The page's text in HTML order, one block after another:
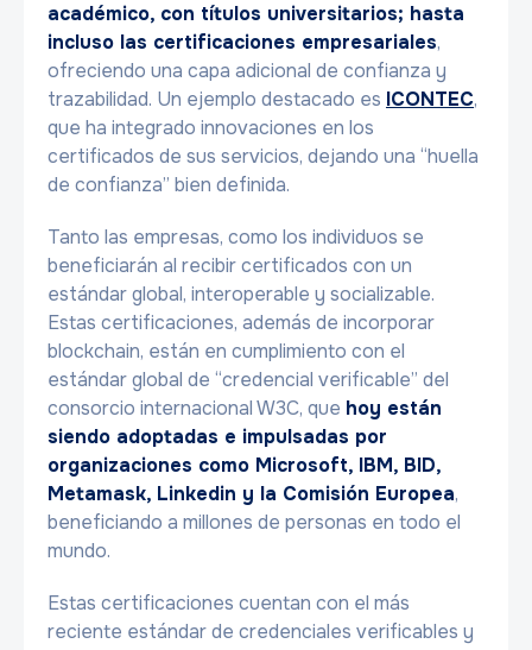
académico, con títulos universitarios; hasta
incluso las certificaciones empresariales,
ofreciendo una capa adicional de confianza y
trazabilidad. Un ejemplo destacado es ICONTEC,
que ha integrado innovaciones en los
certificados de sus servicios, dejando una “huella
de confianza” bien definida.
Tanto las empresas, como los individuos se
beneficiarán al recibir certificados con un
estándar global, interoperable y socializable.
Estas certificaciones, además de incorporar
blockchain, están en cumplimiento con el
estándar global de “credencial verificable” del
consorcio internacional W3C, que hoy están
siendo adoptadas e impulsadas por
organizaciones como Microsoft, IBM, BID,
Metamask, Linkedin y la Comisión Europea,
beneficiando a millones de personas en todo el
mundo.
Estas certificaciones cuentan con el más
reciente estándar de credenciales verificables y